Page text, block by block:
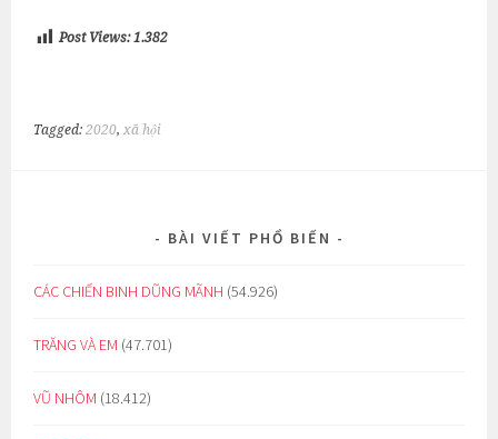
Post Views: 1.382
Tagged:2020,xã hội
BÀI VIẾT PHỔ BIẾN
CÁC CHIẾN BINH DŨNG MÃNH (54.926)
TRĂNG VÀ EM (47.701)
VŨ NHÔM (18.412)